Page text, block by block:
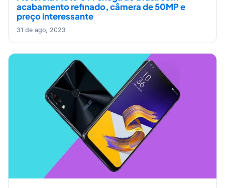
acabamento refinado, câmera de 50MP e
preço interessante
31 de ago, 2023